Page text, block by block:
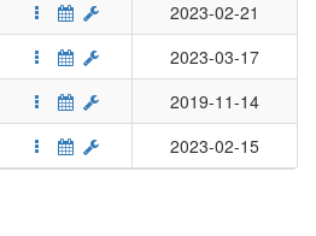
2023-02-21
2023-03-17
2019-11-14
2023-02-15